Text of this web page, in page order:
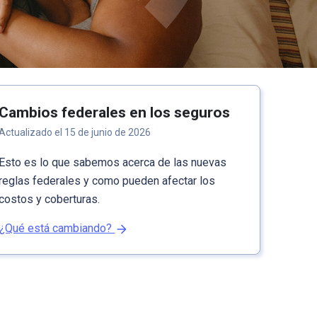
Cambios federales en los seguros
el 15 de junio de 2026
Esto es lo que sabemos acerca de las nuevas
federales y como pueden afectar los
y coberturas.
¿Qué está cambiando?